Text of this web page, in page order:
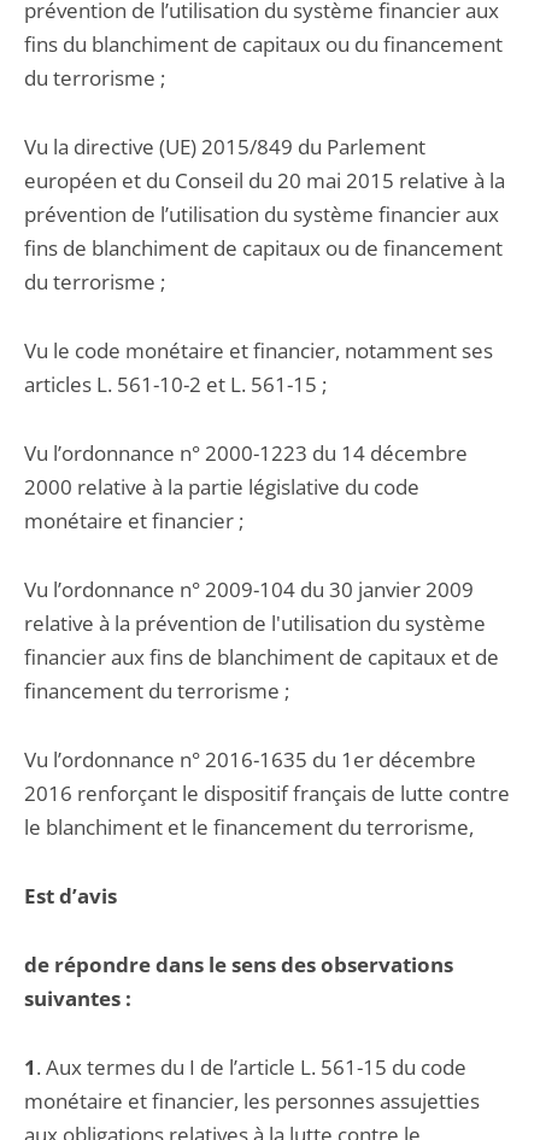
prévention de l’utilisation du système financier aux
fins du blanchiment de capitaux ou du financement
du terrorisme ;
Vu la directive (UE) 2015/849 du Parlement
européen et du Conseil du 20 mai 2015 relative à la
prévention de l’utilisation du système financier aux
fins de blanchiment de capitaux ou de financement
du terrorisme ;
Vu le code monétaire et financier, notamment ses
articles L. 561-10-2 et L. 561-15 ;
Vu l’ordonnance n° 2000-1223 du 14 décembre
2000 relative à la partie législative du code
monétaire et financier ;
Vu l’ordonnance n° 2009-104 du 30 janvier 2009
relative à la prévention de l'utilisation du système
financier aux fins de blanchiment de capitaux et de
financement du terrorisme ;
Vu l’ordonnance n° 2016-1635 du 1er décembre
2016 renforçant le dispositif français de lutte contre
le blanchiment et le financement du terrorisme,
Est d’avis
de répondre dans le sens des observations
suivantes :
1. Aux termes du I de l’article L. 561-15 du code
monétaire et financier, les personnes assujetties